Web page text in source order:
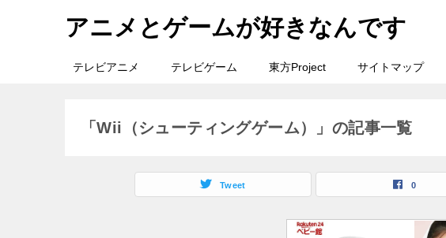
アニメとゲームが好きなんです
テレビアニメ テレビゲーム 東方Project サイトマップ
「Wii（シューティングゲーム）」の記事一覧
Tweet 0